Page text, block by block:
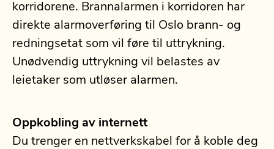
korridorene. Brannalarmen i korridoren har
direkte alarmoverføring til Oslo brann- og
redningsetat som vil føre til uttrykning.
Unødvendig uttrykning vil belastes av
leietaker som utløser alarmen.
Oppkobling av internett
Du trenger en nettverkskabel for å koble deg